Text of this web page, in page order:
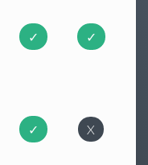
✓ ✓
✓ X